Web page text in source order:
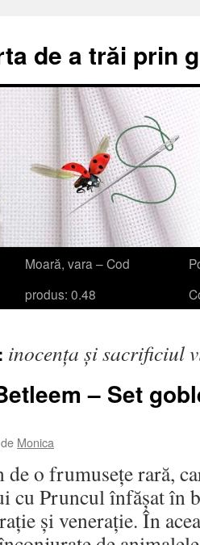
de a trăi prin
Moară, vara – Cod
produs: 0.48
inocența și sacrificiul
– Set
de Monica
frumusețe rară,
cu Pruncul înfășat în
și venerație. În